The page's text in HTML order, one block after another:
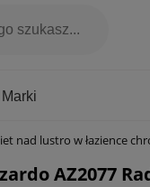
Marki
w łazience chromowany Azzardo
AZ2077